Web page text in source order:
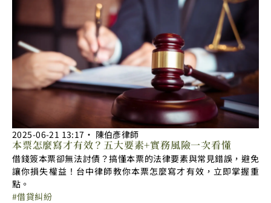
2025-06-21 13:17 ‧ 陳伯彥律師
本票怎麼寫才有效？五大要素+實務風險一次看懂
借錢簽本票卻無法討債？搞懂本票的法律要素與常見錯誤，避免
讓你損失權益！台中律師教你本票怎麼寫才有效，立即掌握重
點。
借貸糾紛